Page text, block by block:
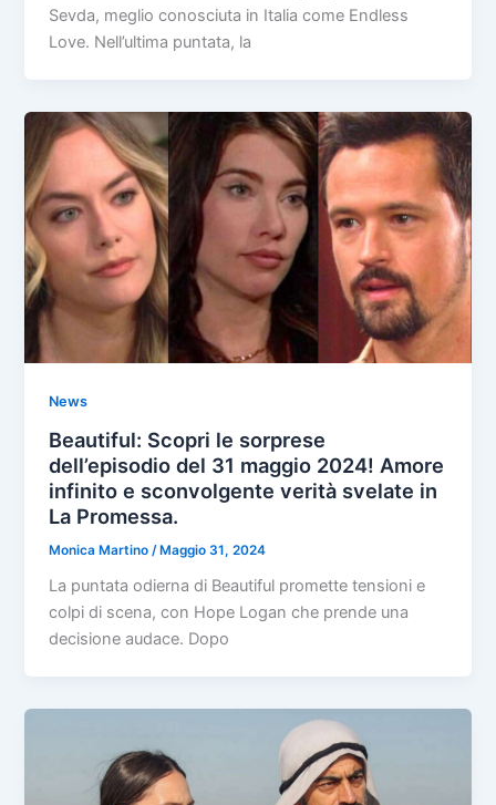
Sevda, meglio conosciuta in Italia come Endless
Love. Nell’ultima puntata, la
News
Beautiful: Scopri le sorprese
dell’episodio del 31 maggio 2024! Amore
infinito e sconvolgente verità svelate in
La Promessa.
Monica Martino /Maggio 31, 2024
La puntata odierna di Beautiful promette tensioni e
colpi di scena, con Hope Logan che prende una
decisione audace. Dopo